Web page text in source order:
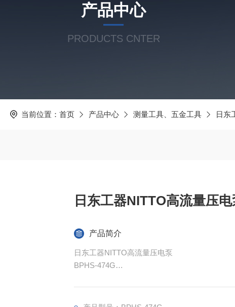
产品中心
PRODUCTS CNTER
当前位置： 首页 产品中心 测量工具、五金工具 日东
日东工器NITTO高流量压电
产品简介
日东工器NITTO高流量压电泵
BPHS-474G
可直接采用商用电源(AC100V、50/60Hz)驱动